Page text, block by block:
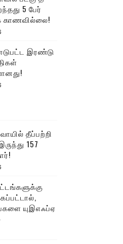
5 பேர்
காணவில்லை!
இரண்டு
தீப்பற்றி
157
யுஇஎஃப்ஏ